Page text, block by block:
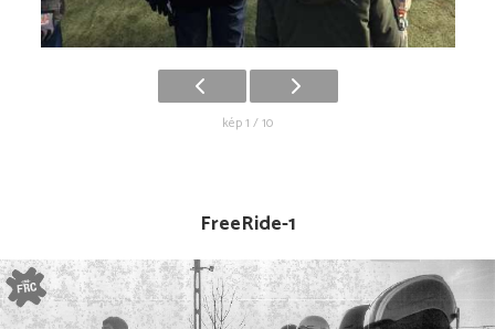
kép 1 / 10
FreeRide-1